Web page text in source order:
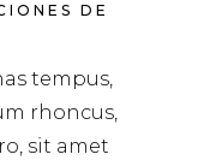
DE
tempus,
rhoncus,
sit amet